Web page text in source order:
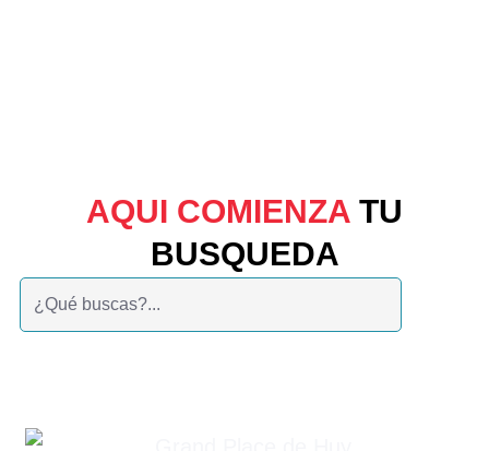
AQUI COMIENZA TU
BUSQUEDA
Buscar: